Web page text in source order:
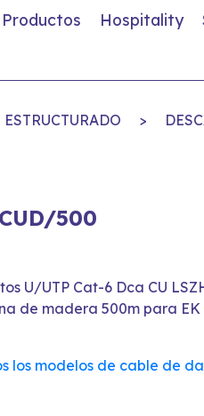
Productos Hospitality
>
500
U/UTP Cat-6 Dca CU
de madera 500m para EK
los modelos de cable de